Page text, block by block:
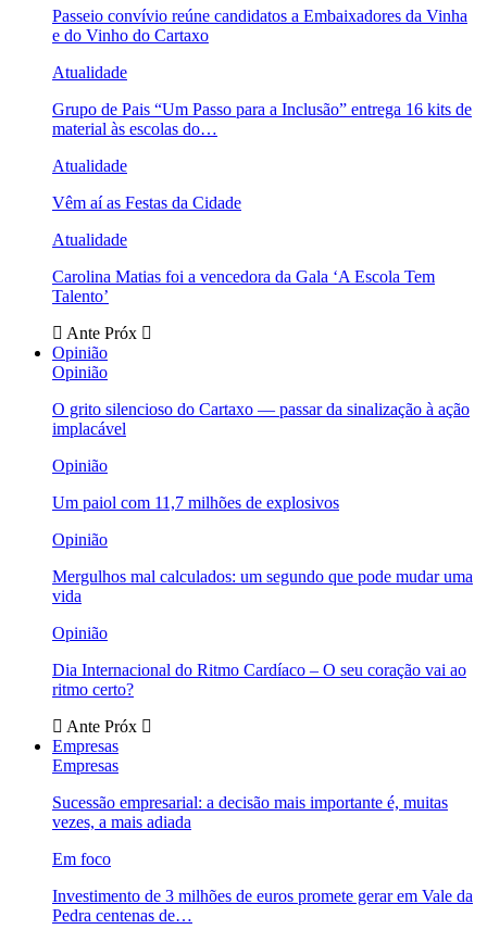
Passeio convívio reúne candidatos a Embaixadores da Vinha
e do Vinho do Cartaxo
Atualidade
Grupo de Pais “Um Passo para a Inclusão” entrega 16 kits de
material às escolas do…
Atualidade
Vêm aí as Festas da Cidade
Atualidade
Carolina Matias foi a vencedora da Gala ‘A Escola Tem
Talento’
Ante Próx
Opinião
Opinião
O grito silencioso do Cartaxo — passar da sinalização à ação
implacável
Opinião
Um paiol com 11,7 milhões de explosivos
Opinião
Mergulhos mal calculados: um segundo que pode mudar uma
vida
Opinião
Dia Internacional do Ritmo Cardíaco – O seu coração vai ao
ritmo certo?
Ante Próx
Empresas
Empresas
Sucessão empresarial: a decisão mais importante é, muitas
vezes, a mais adiada
Em foco
Investimento de 3 milhões de euros promete gerar em Vale da
Pedra centenas de…